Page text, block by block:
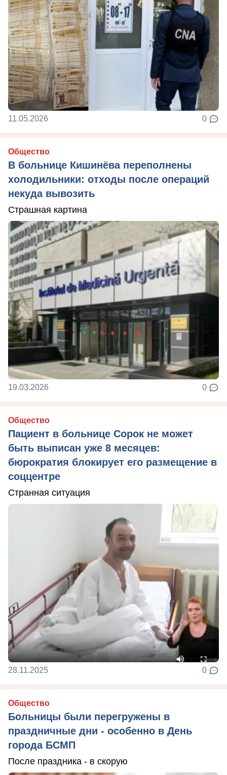
11.05.2026 0
Общество
В больнице Кишинёва переполнены
холодильники: отходы после операций
некуда вывозить
Страшная картина
19.03.2026 0
Общество
Пациент в больнице Сорок не может
быть выписан уже 8 месяцев:
бюрократия блокирует его размещение в
соццентре
Странная ситуация
28.11.2025 0
Общество
Больницы были перегружены в
праздничные дни - особенно в День
города БСМП
После праздника - в скорую